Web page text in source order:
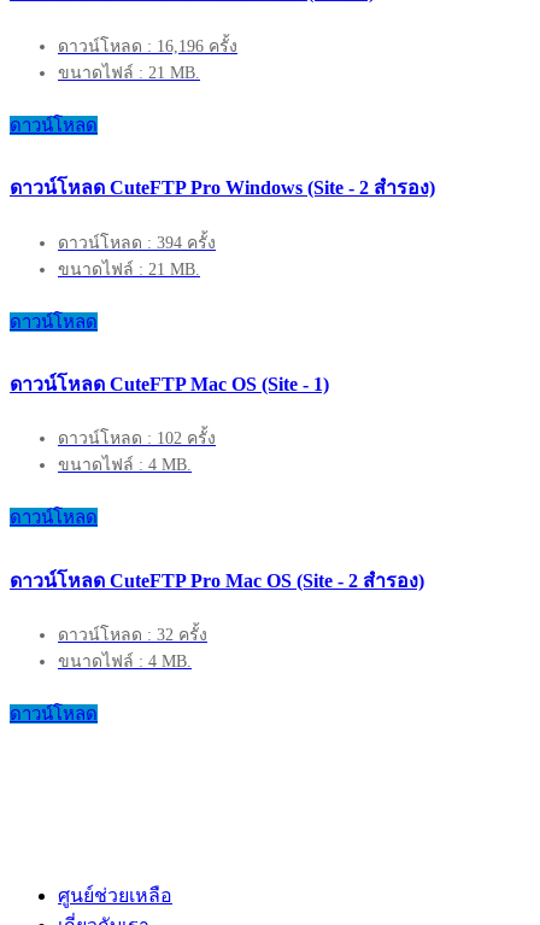
ดาวน์โหลด : 16,196 ครั้ง
ขนาดไฟล์ : 21 MB.
ดาวน์โหลด
ดาวน์โหลด CuteFTP Pro Windows (Site - 2 สำรอง)
ดาวน์โหลด : 394 ครั้ง
ขนาดไฟล์ : 21 MB.
ดาวน์โหลด
ดาวน์โหลด CuteFTP Mac OS (Site - 1)
ดาวน์โหลด : 102 ครั้ง
ขนาดไฟล์ : 4 MB.
ดาวน์โหลด
ดาวน์โหลด CuteFTP Pro Mac OS (Site - 2 สำรอง)
ดาวน์โหลด : 32 ครั้ง
ขนาดไฟล์ : 4 MB.
ดาวน์โหลด
ศูนย์ช่วยเหลือ